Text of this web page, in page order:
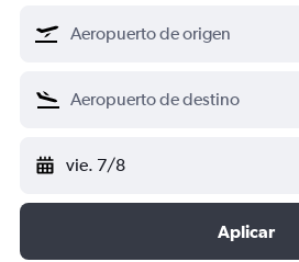
vie. 7/8
Aplicar